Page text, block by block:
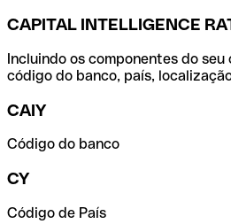
CAPITAL INTELLIGENCE
Incluindo os componentes do
código do banco, país,
CAIY
Código do banco
CY
Código de País